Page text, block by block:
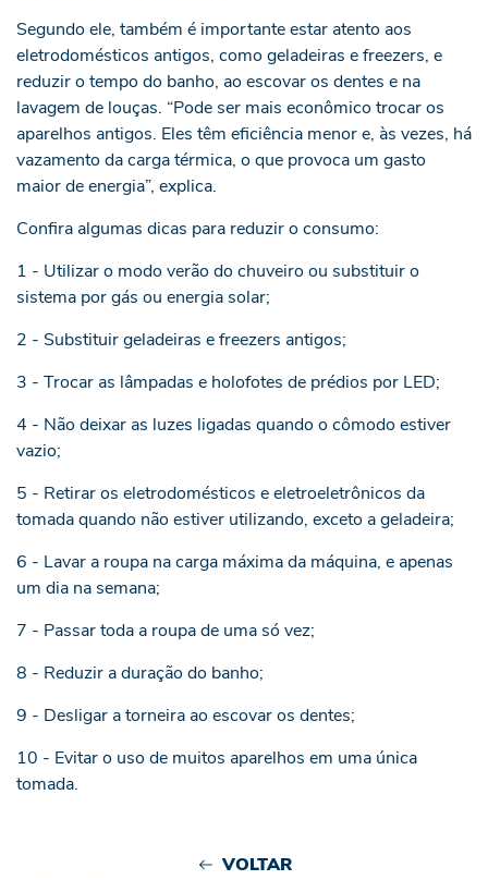
Segundo ele, também é importante estar atento aos
eletrodomésticos antigos, como geladeiras e freezers, e
reduzir o tempo do banho, ao escovar os dentes e na
lavagem de louças. “Pode ser mais econômico trocar os
aparelhos antigos. Eles têm eficiência menor e, às vezes, há
vazamento da carga térmica, o que provoca um gasto
maior de energia”, explica.
Confira algumas dicas para reduzir o consumo:
1 - Utilizar o modo verão do chuveiro ou substituir o
sistema por gás ou energia solar;
2 - Substituir geladeiras e freezers antigos;
3 - Trocar as lâmpadas e holofotes de prédios por LED;
4 - Não deixar as luzes ligadas quando o cômodo estiver
vazio;
5 - Retirar os eletrodomésticos e eletroeletrônicos da
tomada quando não estiver utilizando, exceto a geladeira;
6 - Lavar a roupa na carga máxima da máquina, e apenas
um dia na semana;
7 - Passar toda a roupa de uma só vez;
8 - Reduzir a duração do banho;
9 - Desligar a torneira ao escovar os dentes;
10 - Evitar o uso de muitos aparelhos em uma única
tomada.
VOLTAR